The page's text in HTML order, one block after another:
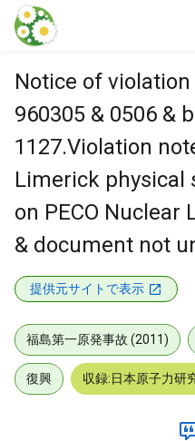
本文に飛ぶ
Notice of
960305 & 0506 &
1127.Violation
Limerick physical
on PECO Nuclear
& document not
提供元サイトで表示
福島第一原発事故 (2011)
復興 収録:日本原子力研